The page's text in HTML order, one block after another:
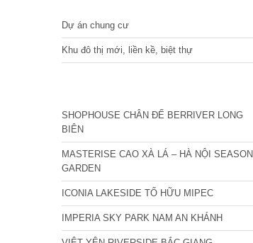
Dự án chung cư
Khu đô thị mới, liền kề, biệt thự
SHOPHOUSE CHÂN ĐẾ BERRIVER LONG
BIÊN
MASTERISE CAO XÀ LÁ – HÀ NỘI SEASON
GARDEN
ICONIA LAKESIDE TỐ HỮU MIPEC
IMPERIA SKY PARK NAM AN KHÁNH